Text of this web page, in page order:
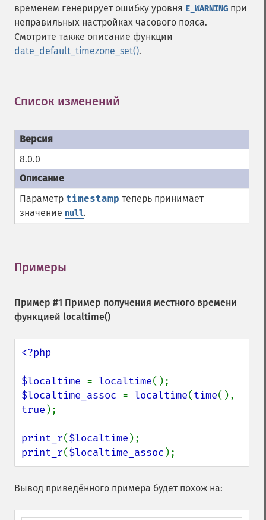
временем генерирует ошибку уровня E_WARNING при
неправильных настройках часового пояса.
Смотрите также описание функции
date_default_timezone_set().
Список изменений
8.0.0
Параметр timestamp теперь принимает
значение null.
Примеры
Пример #1 Пример получения местного времени
функцией localtime()
<?php
$localtime = localtime
$localtime_assoc = localtime(time
true );
print_r($localtime
print_r($localtime_assoc );
Вывод приведённого примера будет похож на: